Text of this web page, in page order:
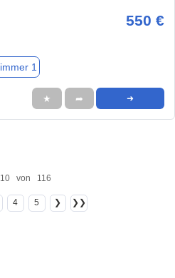
550 €
1
★ ➦ ➜
von 116
4 5 ❯ ❯❯